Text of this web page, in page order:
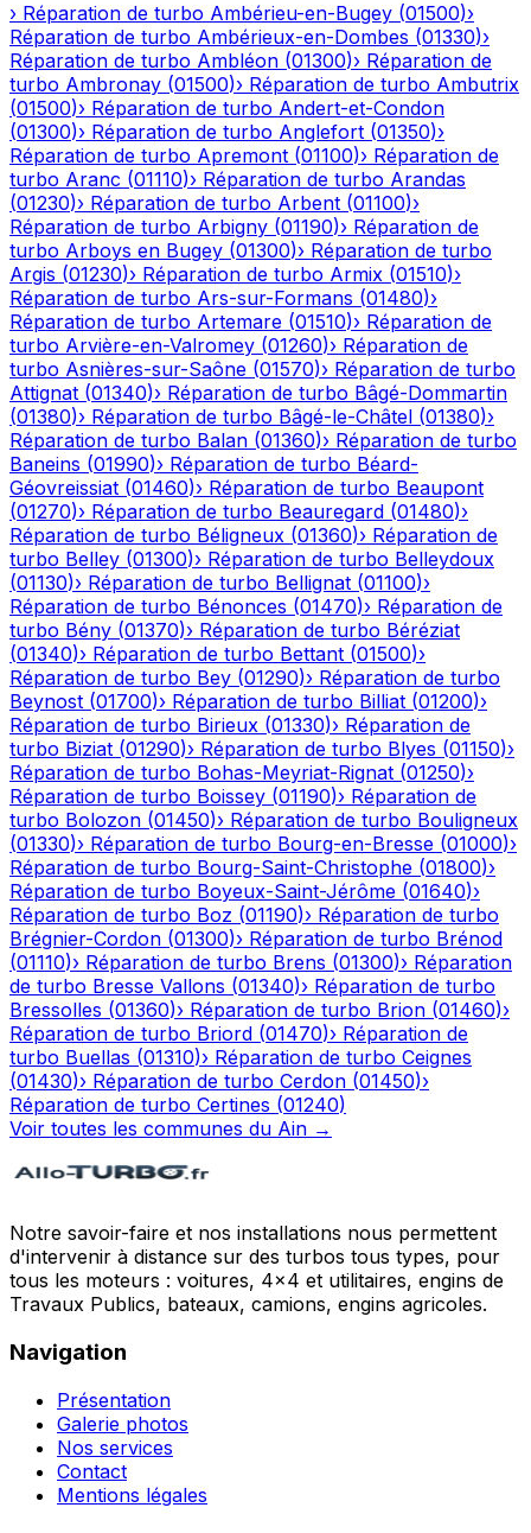
› Réparation de turbo Ambérieu-en-Bugey (01500)›
Réparation de turbo Ambérieux-en-Dombes (01330)›
Réparation de turbo Ambléon (01300)› Réparation de
turbo Ambronay (01500)› Réparation de turbo Ambutrix
(01500)› Réparation de turbo Andert-et-Condon
(01300)› Réparation de turbo Anglefort (01350)›
Réparation de turbo Apremont (01100)› Réparation de
turbo Aranc (01110)› Réparation de turbo Arandas
(01230)› Réparation de turbo Arbent (01100)›
Réparation de turbo Arbigny (01190)› Réparation de
turbo Arboys en Bugey (01300)› Réparation de turbo
Argis (01230)› Réparation de turbo Armix (01510)›
Réparation de turbo Ars-sur-Formans (01480)›
Réparation de turbo Artemare (01510)› Réparation de
turbo Arvière-en-Valromey (01260)› Réparation de
turbo Asnières-sur-Saône (01570)› Réparation de turbo
Attignat (01340)› Réparation de turbo Bâgé-Dommartin
(01380)› Réparation de turbo Bâgé-le-Châtel (01380)›
Réparation de turbo Balan (01360)› Réparation de turbo
Baneins (01990)› Réparation de turbo Béard-
Géovreissiat (01460)› Réparation de turbo Beaupont
(01270)› Réparation de turbo Beauregard (01480)›
Réparation de turbo Béligneux (01360)› Réparation de
turbo Belley (01300)› Réparation de turbo Belleydoux
(01130)› Réparation de turbo Bellignat (01100)›
Réparation de turbo Bénonces (01470)› Réparation de
turbo Bény (01370)› Réparation de turbo Béréziat
(01340)› Réparation de turbo Bettant (01500)›
Réparation de turbo Bey (01290)› Réparation de turbo
Beynost (01700)› Réparation de turbo Billiat (01200)›
Réparation de turbo Birieux (01330)› Réparation de
turbo Biziat (01290)› Réparation de turbo Blyes (01150)›
Réparation de turbo Bohas-Meyriat-Rignat (01250)›
Réparation de turbo Boissey (01190)› Réparation de
turbo Bolozon (01450)› Réparation de turbo Bouligneux
(01330)› Réparation de turbo Bourg-en-Bresse (01000)›
Réparation de turbo Bourg-Saint-Christophe (01800)›
Réparation de turbo Boyeux-Saint-Jérôme (01640)›
Réparation de turbo Boz (01190)› Réparation de turbo
Brégnier-Cordon (01300)› Réparation de turbo Brénod
(01110)› Réparation de turbo Brens (01300)› Réparation
de turbo Bresse Vallons (01340)› Réparation de turbo
Bressolles (01360)› Réparation de turbo Brion (01460)›
Réparation de turbo Briord (01470)› Réparation de
turbo Buellas (01310)› Réparation de turbo Ceignes
(01430)› Réparation de turbo Cerdon (01450)›
Réparation de turbo Certines (01240)
Voir toutes les communes du Ain →
Notre savoir-faire et nos installations nous permettent
d'intervenir à distance sur des turbos tous types, pour
tous les moteurs : voitures, 4x4 et utilitaires, engins de
Travaux Publics, bateaux, camions, engins agricoles.
Navigation
Présentation
Galerie photos
Nos services
Contact
Mentions légales